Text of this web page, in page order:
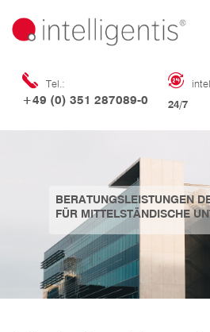
Tel.:
+49 (0) 351 287089-0
24/7
BERATUNGSLEISTUNGEN
FÜR MITTELSTÄNDISCHE